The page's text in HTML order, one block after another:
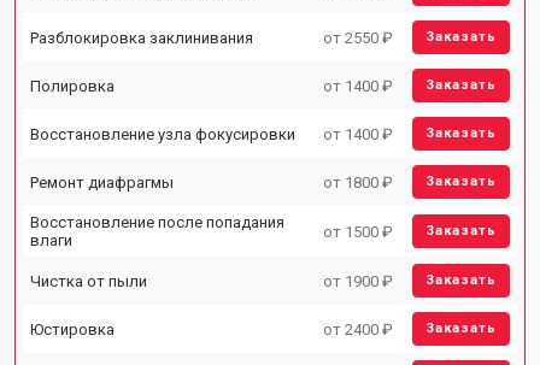
Разблокировка заклинивания от 2550 ₽ Заказать
Полировка от 1400 ₽ Заказать
Восстановление узла фокусировки от 1400 ₽ Заказать
Ремонт диафрагмы от 1800 ₽ Заказать
Восстановление после попадания
влаги
от 1500 ₽ Заказать
Чистка от пыли от 1900 ₽ Заказать
Юстировка от 2400 ₽ Заказать